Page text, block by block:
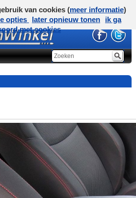
van cookies (meer informatie)
opties
later opnieuw tonen
ik ga
met cookies